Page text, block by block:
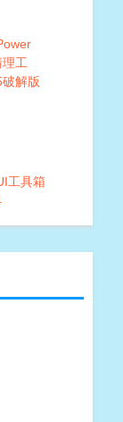
工
解版
工具箱